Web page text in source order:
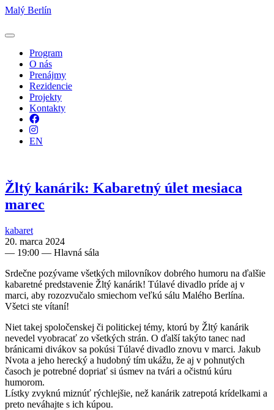
Malý Berlín
Program
O nás
Prenájmy
Rezidencie
Projekty
Kontakty
Facebook
Instagram
EN
Žltý kanárik: Kabaretný úlet mesiaca
marec
kabaret
20. marca 2024
— 19:00 — Hlavná sála
Srdečne pozývame všetkých milovníkov dobrého humoru na ďalšie
kabaretné predstavenie Žltý kanárik! Túlavé divadlo príde aj v
marci, aby rozozvučalo smiechom veľkú sálu Malého Berlína.
Všetci ste vítaní!
Niet takej spoločenskej či politickej témy, ktorú by Žltý kanárik
nevedel vyobracať zo všetkých strán. O ďalší takýto tanec nad
bránicami divákov sa pokúsi Túlavé divadlo znovu v marci. Jakub
Nvota a jeho herecký a hudobný tím ukážu, že aj v pohnutých
časoch je potrebné dopriať si úsmev na tvári a očistnú kúru
humorom.
Lístky zvyknú miznúť rýchlejšie, než kanárik zatrepotá krídelkami a
preto neváhajte s ich kúpou.